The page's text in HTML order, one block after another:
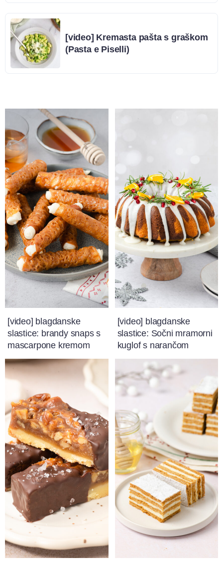
[video] Kremasta pašta s graškom
(Pasta e Piselli)
[video] blagdanske
slastice: brandy snaps s
mascarpone kremom
[video] blagdanske
slastice: Sočni mramorni
kuglof s narančom